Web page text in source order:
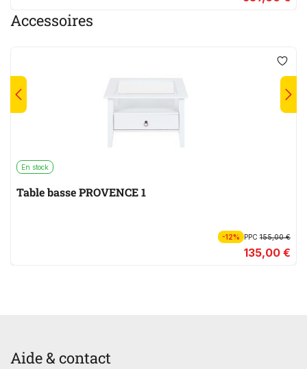
Accessoires
En stock
Table basse PROVENCE 1
-12% PPC155,00 €
135,00 €
Aide & contact